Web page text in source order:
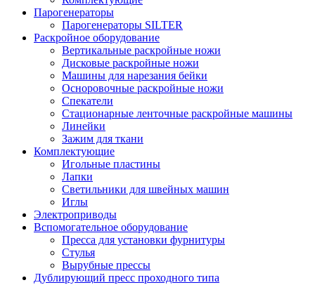
Парогенераторы
Парогенераторы SILTER
Раскройное оборудование
Вертикальные раскройные ножи
Дисковые раскройные ножи
Машины для нарезания бейки
Осноровочные раскройные ножи
Спекатели
Стационарные ленточные раскройные машины
Линейки
Зажим для ткани
Комплектующие
Игольные пластины
Лапки
Светильники для швейных машин
Иглы
Электроприводы
Вспомогательное оборудование
Пресса для установки фурнитуры
Стулья
Вырубные прессы
Дублирующий пресс проходного типа